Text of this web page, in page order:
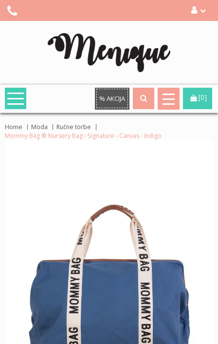
% AKCIJA [0]
Home Moda
Ručne torbe
Mommy Bag ® Nursery Bag - Signature - Canvas - Indigo